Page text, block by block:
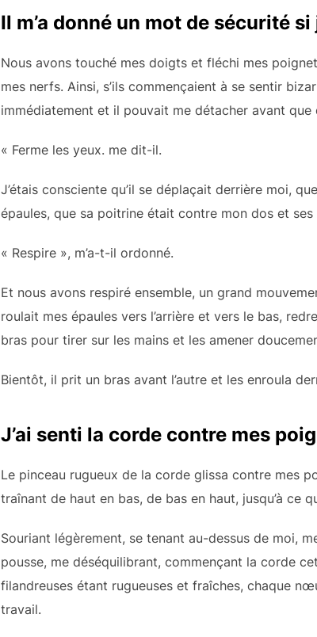
Il m’a donné un mot de sécurité
Nous avons touché mes doigts et fléchi mes
mes nerfs. Ainsi, s’ils commençaient à se sentir
immédiatement et il pouvait me détacher avant
« Ferme les yeux. me dit-il.
J’étais consciente qu’il se déplaçait derrière moi,
épaules, que sa poitrine était contre mon dos et
« Respire », m’a-t-il ordonné.
Et nous avons respiré ensemble, un grand
roulait mes épaules vers l’arrière et vers le bas,
bras pour tirer sur les mains et les amener
Bientôt, il prit un bras avant l’autre et les enroula
J’ai senti la corde contre mes
Le pinceau rugueux de la corde glissa contre mes
traînant de haut en bas, de bas en haut, jusqu’à ce
Souriant légèrement, se tenant au-dessus de moi,
pousse, me déséquilibrant, commençant la corde
filandreuses étant rugueuses et fraîches, chaque
travail.